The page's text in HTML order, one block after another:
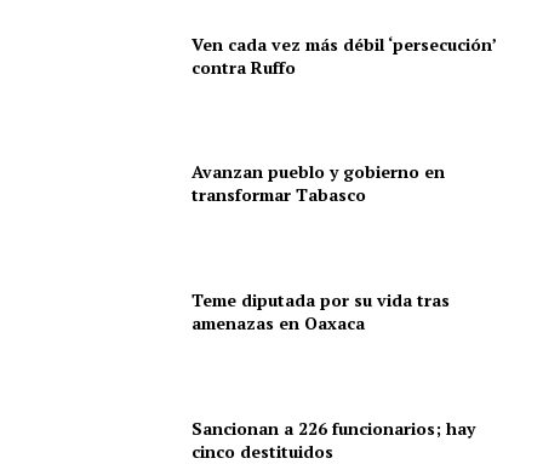
Ven cada vez más débil ‘persecución’
contra Ruffo
Avanzan pueblo y gobierno en
transformar Tabasco
Teme diputada por su vida tras
amenazas en Oaxaca
Sancionan a 226 funcionarios; hay
cinco destituidos